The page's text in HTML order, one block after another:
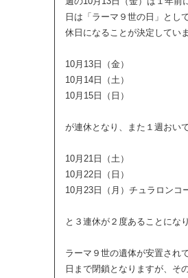
日は「ラーマ９世の日」とし
休日になることが決定してい
10月13日（金）
10月14日（土）
10月15日（日）
が連休となり、また１週おい
10月21日（土）
10月22日（日）
10月23日（月）チュラロンコ
と３連休が２度あることにな
ラーマ９世の遺体が安置され
日まで閉鎖となりますが、そ